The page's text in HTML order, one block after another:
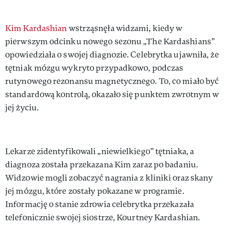
Kim Kardashianwstrząsnęła widzami, kiedy w
pierwszym odcinku nowego sezonu „The Kardashians”
opowiedziała o swojej diagnozie. Celebrytka ujawniła, że
tętniak mózgu wykryto przypadkowo, podczas
rutynowego rezonansu magnetycznego. To, co miało być
standardową kontrolą, okazało się punktem zwrotnym w
jej życiu.
Lekarze zidentyfikowali „niewielkiego” tętniaka, a
diagnoza została przekazana Kim zaraz po badaniu.
Widzowie mogli zobaczyć nagrania z kliniki oraz skany
jej mózgu, które zostały pokazane w programie.
Informację o stanie zdrowia celebrytka przekazała
telefonicznie swojej siostrze, Kourtney Kardashian.